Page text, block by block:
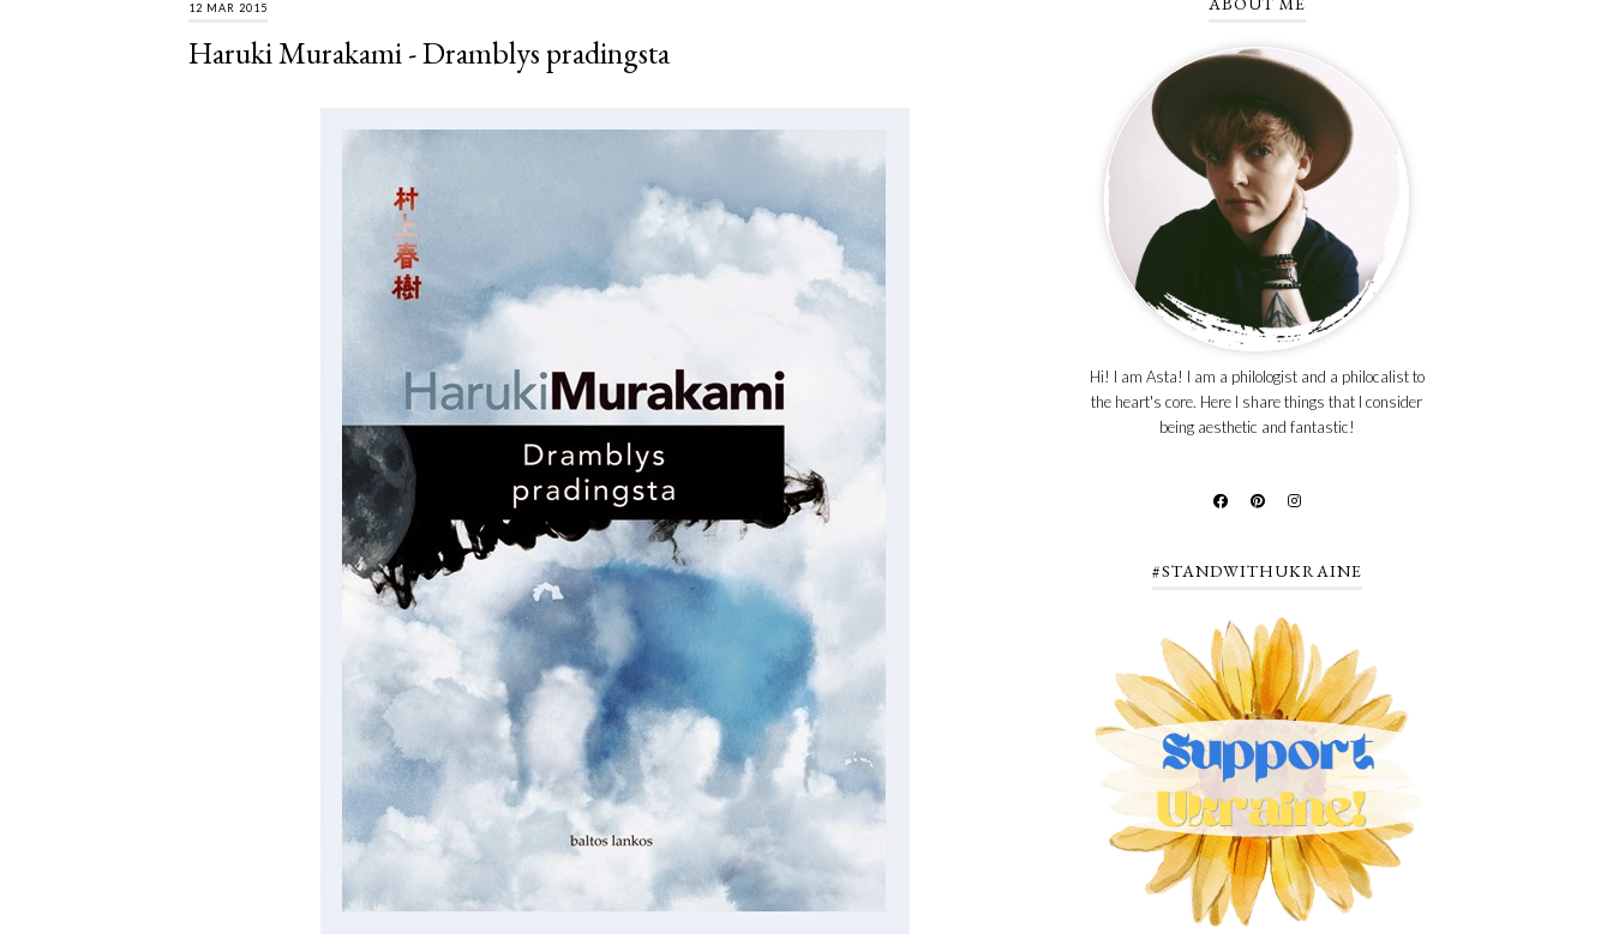
12 MAR 2015
Haruki Murakami - Dramblys pradingsta
Hi! I am Asta! I am a philologist and a philocalist to
the heart's core. Here I share things that I consider
being aesthetic and fantastic!
#STANDWITHUKRAINE